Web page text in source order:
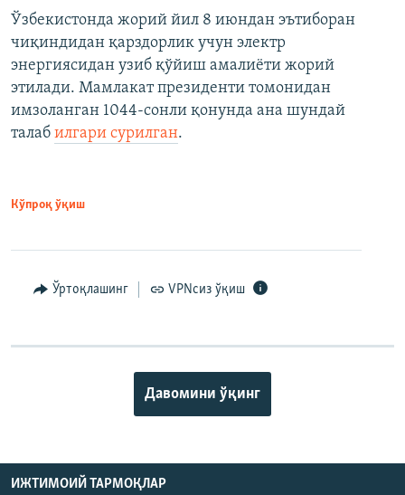
Ўзбекистонда жорий йил 8 июндан эътиборан
чиқиндидан қарздорлик учун электр
энергиясидан узиб қўйиш амалиёти жорий
этилади. Мамлакат президенти томонидан
имзоланган 1044-сонли қонунда ана шундай
талаб илгари сурилган.
Кўпроқ ўқиш
Ўртоқлашинг VPNсиз ўқиш
Давомини ўқинг
ИЖТИМОИЙ ТАРМОҚЛАР